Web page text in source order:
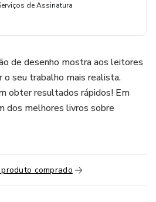
de Assinatura
de desenho mostra aos leitores
seu trabalho mais realista.
obter resultados rápidos! Em
dos melhores livros sobre
comprado